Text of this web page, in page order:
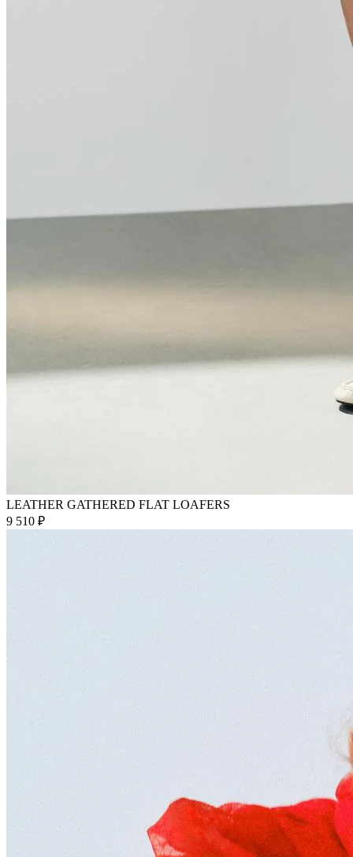
LEATHER GATHERED FLAT LOAFERS
9 510 ₽